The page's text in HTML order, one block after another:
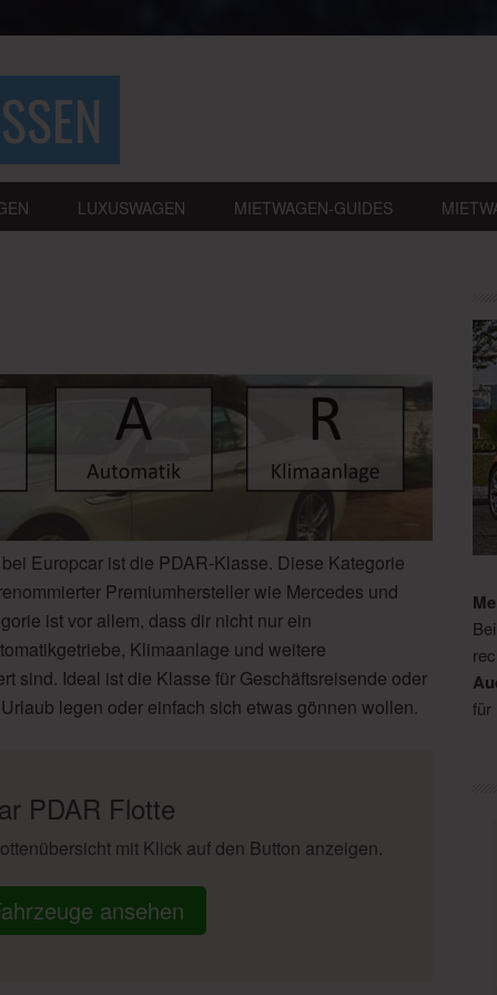
LUXUSWAGEN MIETWAGEN-GUIDES
Europcar ist die PDAR-Klasse. Diese Kategorie
Premiumhersteller wie Mercedes und
ist vor allem, dass dir nicht nur ein
Klimaanlage und weitere
sind. Ideal ist die Klasse für Geschäftsreisende oder
legen oder einfach sich etwas gönnen wollen.
PDAR Flotte
mit Klick auf den Button anzeigen.
ansehen
für